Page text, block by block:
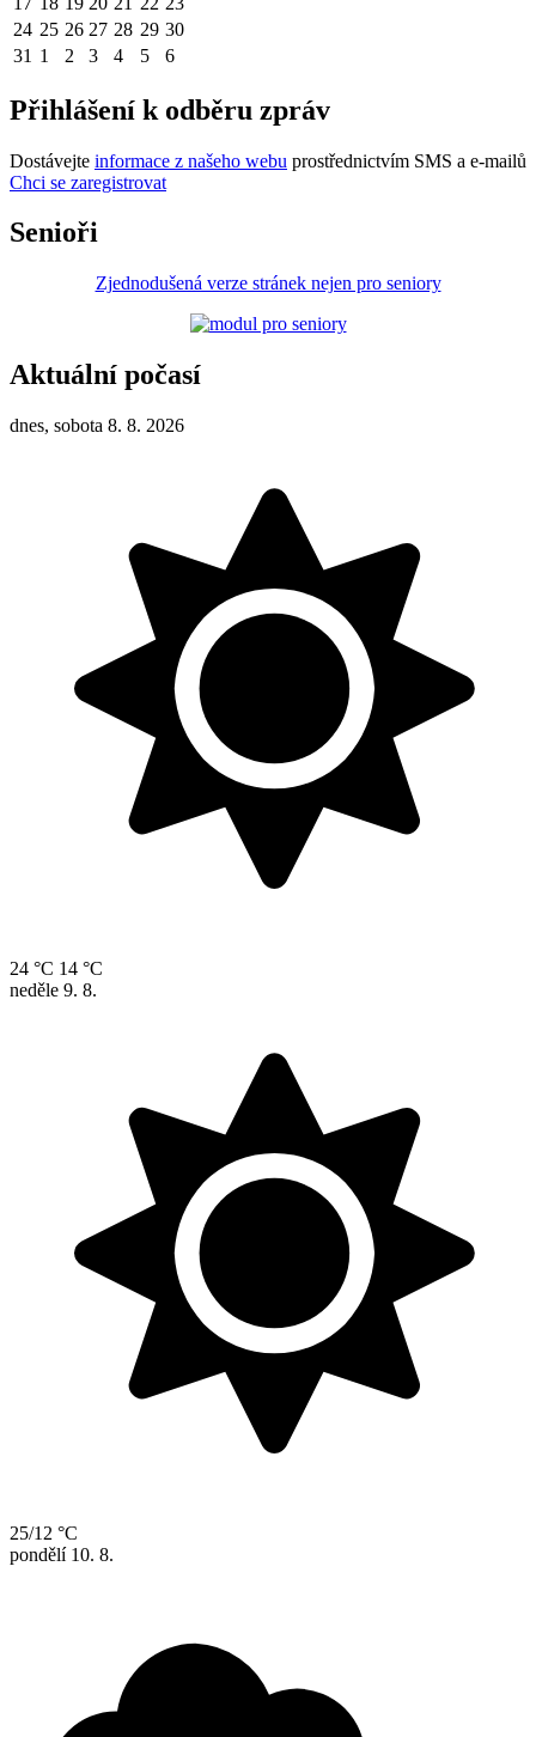
24 25 26 27 28 29 30
31 1 2 3 4 5 6
Přihlášení k odběru zpráv
Dostávejte informace z našeho webu prostřednictvím SMS a e-mailů
Chci se zaregistrovat
Senioři
Zjednodušená verze stránek nejen pro seniory
Aktuální počasí
dnes, sobota 8. 8. 2026
24 °C 14 °C
neděle 9. 8.
25/12 °C
pondělí 10. 8.